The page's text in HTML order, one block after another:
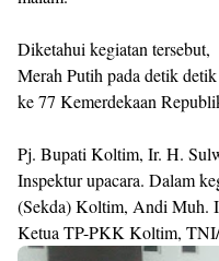
Diketahui kegiatan
Merah Putih pada detik
ke 77 Kemerdekaan
Pj. Bupati Koltim, Ir. H.
Inspektur upacara. Dalam
(Sekda) Koltim, Andi Muh.
Ketua TP-PKK Koltim,